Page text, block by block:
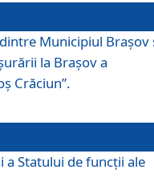
Municipiul Brașov
la Brașov a
Crăciun”.
Statului de funcţii ale